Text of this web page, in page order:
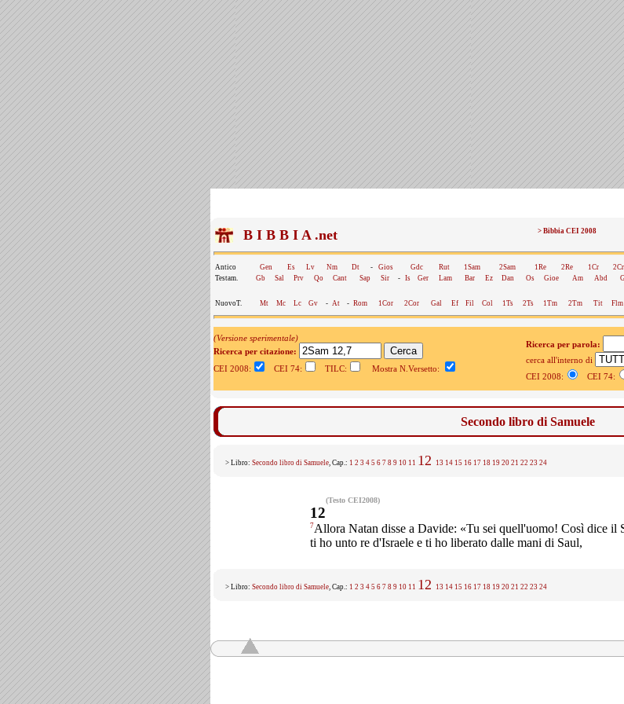
B I B B I A .net > Bibbia CEI 2008
Antico Gen Es Lv Nm Dt - Gios Gdc Rut 1Sam 2Sam 1Re 2Re 1Cr 2Cr
Testam.
Gb Sal Prv Qo Cant Sap Sir - Is Ger Lam Bar Ez Dan Os Gioe Am Abd
NuovoT. Mt Mc Lc Gv - At - Rom 1Cor 2Cor Gal Ef Fil Col 1Ts 2Ts 1Tm 2Tm Tit Flm
(Versione sperimentale)
Ricerca per citazione:
CEI 2008:
CEI 74: TILC: Mostra N.Versetto:
Ricerca per parola:
cerca all'interno di
CEI 2008:
CEI 74:
Secondo libro di Samuele
> Libro: Secondo libro di Samuele, Cap.: 1 2 3 4 5 6 7 8 9 10 11 12 13 14 15 16 17 18 19 20 21 22 23 24
(Testo CEI2008)
12
7Allora Natan disse a Davide: «Tu sei quell'uomo! Così dice il
ti ho unto re d'Israele e ti ho liberato dalle mani di Saul,
> Libro: Secondo libro di Samuele, Cap.: 1 2 3 4 5 6 7 8 9 10 11 12 13 14 15 16 17 18 19 20 21 22 23 24